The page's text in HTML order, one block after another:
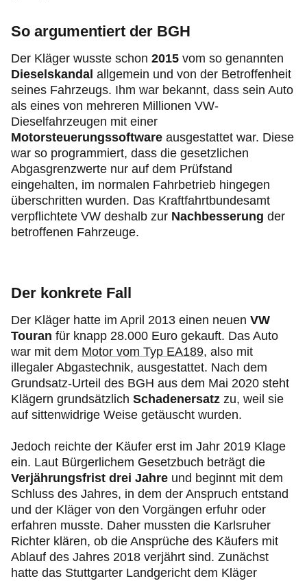
So argumentiert der BGH
Der Kläger wusste schon 2015 vom so genannten
Dieselskandal allgemein und von der Betroffenheit
seines Fahrzeugs. Ihm war bekannt, dass sein Auto
als eines von mehreren Millionen VW-
Dieselfahrzeugen mit einer
Motorsteuerungssoftware ausgestattet war. Diese
war so programmiert, dass die gesetzlichen
Abgasgrenzwerte nur auf dem Prüfstand
eingehalten, im normalen Fahrbetrieb hingegen
überschritten wurden. Das Kraftfahrtbundesamt
verpflichtete VW deshalb zur Nachbesserung der
betroffenen Fahrzeuge.
Der konkrete Fall
Der Kläger hatte im April 2013 einen neuen VW
Touran für knapp 28.000 Euro gekauft. Das Auto
war mit dem Motor vom Typ EA189, also mit
illegaler Abgastechnik, ausgestattet. Nach dem
Grundsatz-Urteil des BGH aus dem Mai 2020 steht
Klägern grundsätzlich Schadenersatz zu, weil sie
auf sittenwidrige Weise getäuscht wurden.
Jedoch reichte der Käufer erst im Jahr 2019 Klage
ein. Laut Bürgerlichem Gesetzbuch beträgt die
Verjährungsfrist drei Jahre und beginnt mit dem
Schluss des Jahres, in dem der Anspruch entstand
und der Kläger von den Vorgängen erfuhr oder
erfahren musste. Daher mussten die Karlsruher
Richter klären, ob die Ansprüche des Käufers mit
Ablauf des Jahres 2018 verjährt sind. Zunächst
hatte das Stuttgarter Landgericht dem Kläger